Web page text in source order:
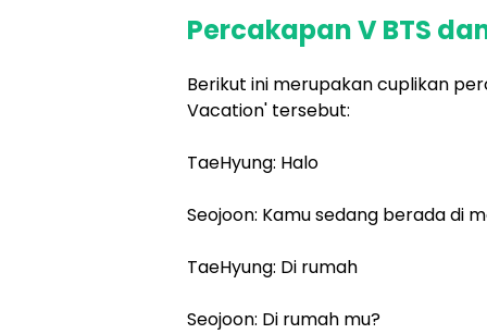
Percakapan V BTS
Berikut ini merupakan cuplikan
Vacation' tersebut:
TaeHyung: Halo
Seojoon: Kamu sedang berada di
TaeHyung: Di rumah
Seojoon: Di rumah mu?